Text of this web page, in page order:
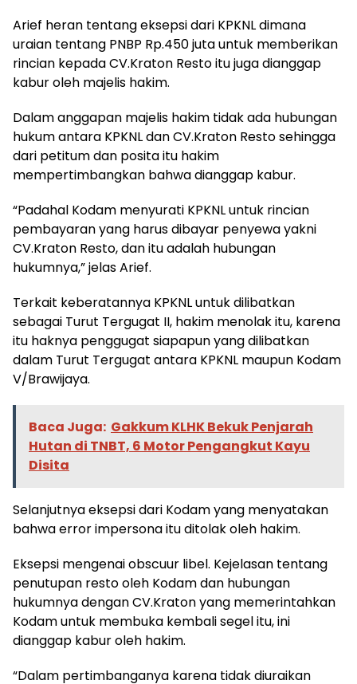
Arief heran tentang eksepsi dari KPKNL dimana
uraian tentang PNBP Rp.450 juta untuk memberikan
rincian kepada CV.Kraton Resto itu juga dianggap
kabur oleh majelis hakim.
Dalam anggapan majelis hakim tidak ada hubungan
hukum antara KPKNL dan CV.Kraton Resto sehingga
dari petitum dan posita itu hakim
mempertimbangkan bahwa dianggap kabur.
“Padahal Kodam menyurati KPKNL untuk rincian
pembayaran yang harus dibayar penyewa yakni
CV.Kraton Resto, dan itu adalah hubungan
hukumnya,” jelas Arief.
Terkait keberatannya KPKNL untuk dilibatkan
sebagai Turut Tergugat II, hakim menolak itu, karena
itu haknya penggugat siapapun yang dilibatkan
dalam Turut Tergugat antara KPKNL maupun Kodam
V/Brawijaya.
Baca Juga: Gakkum KLHK Bekuk Penjarah
Hutan di TNBT, 6 Motor Pengangkut Kayu
Disita
Selanjutnya eksepsi dari Kodam yang menyatakan
bahwa error impersona itu ditolak oleh hakim.
Eksepsi mengenai obscuur libel. Kejelasan tentang
penutupan resto oleh Kodam dan hubungan
hukumnya dengan CV.Kraton yang memerintahkan
Kodam untuk membuka kembali segel itu, ini
dianggap kabur oleh hakim.
“Dalam pertimbanganya karena tidak diuraikan